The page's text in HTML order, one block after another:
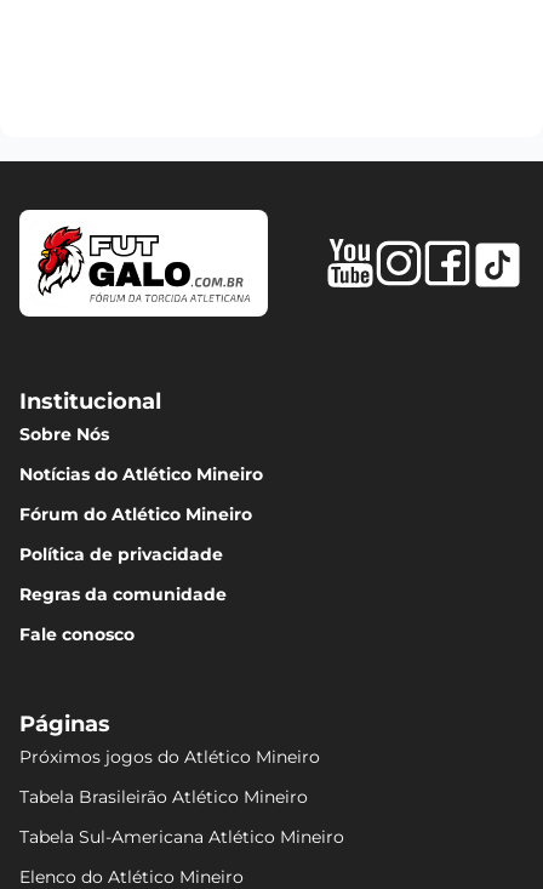
Institucional
Sobre Nós
Notícias do Atlético Mineiro
Fórum do Atlético Mineiro
Política de privacidade
Regras da comunidade
Fale conosco
Páginas
Próximos jogos do Atlético Mineiro
Tabela Brasileirão Atlético Mineiro
Tabela Sul-Americana Atlético Mineiro
Elenco do Atlético Mineiro